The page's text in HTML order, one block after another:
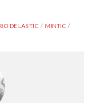
DE LAS TIC
MINTIC